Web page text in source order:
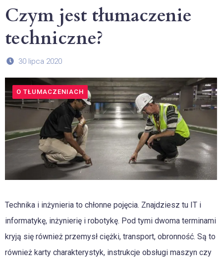
Czym jest tłumaczenie
techniczne?
30 lipca 2020
O TŁUMACZENIACH
Technika i inżynieria to chłonne pojęcia. Znajdziesz tu IT i
informatykę, inżynierię i robotykę. Pod tymi dwoma terminami
kryją się również przemysł ciężki, transport, obronność. Są to
również karty charakterystyk, instrukcje obsługi maszyn czy